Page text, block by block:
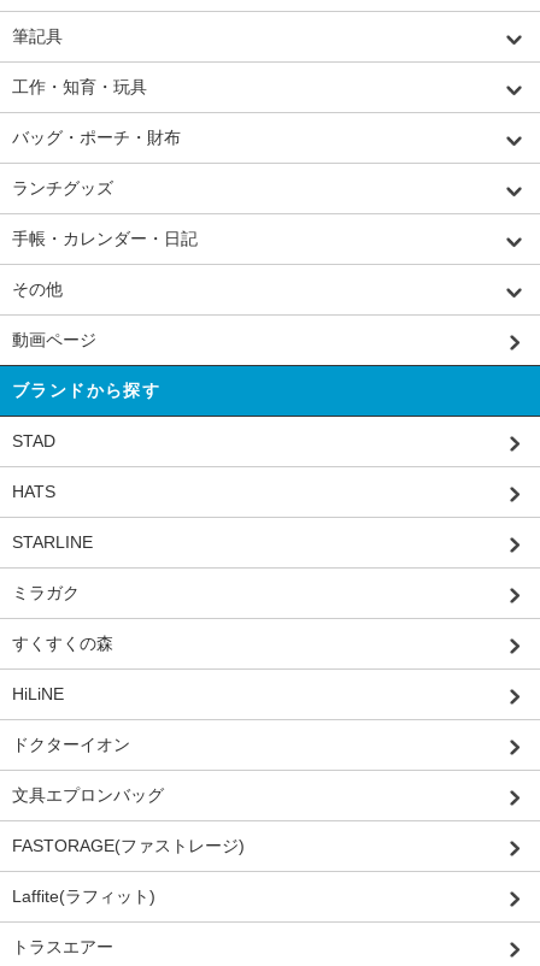
筆記具
工作・知育・玩具
バッグ・ポーチ・財布
ランチグッズ
手帳・カレンダー・日記
その他
動画ページ
ブランドから探す
STAD
HATS
STARLINE
ミラガク
すくすくの森
HiLiNE
ドクターイオン
文具エプロンバッグ
FASTORAGE(ファストレージ)
Laffite(ラフィット)
トラスエアー